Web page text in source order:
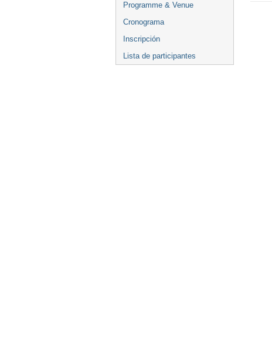
Programme & Venue
Cronograma
Inscripción
Lista de participantes